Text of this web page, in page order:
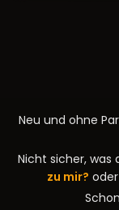
Neu und ohne
Nicht sicher, was
zu mir? oder